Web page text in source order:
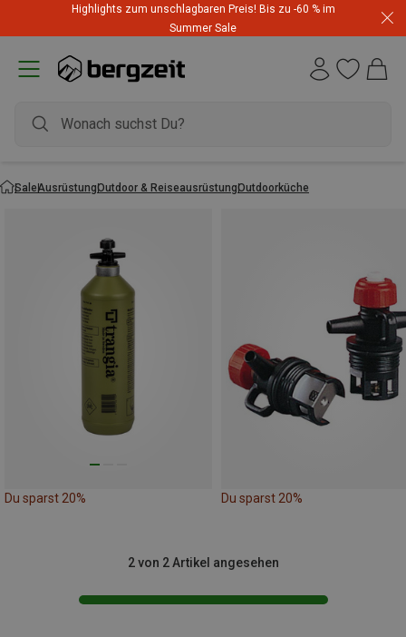
Highlights zum unschlagbaren Preis! Bis zu -60 % im
Summer Sale
SaleAusrüstungOutdoor & ReiseausrüstungOutdoorküche
Du sparst 20% Du sparst 20%
2 von 2 Artikel angesehen